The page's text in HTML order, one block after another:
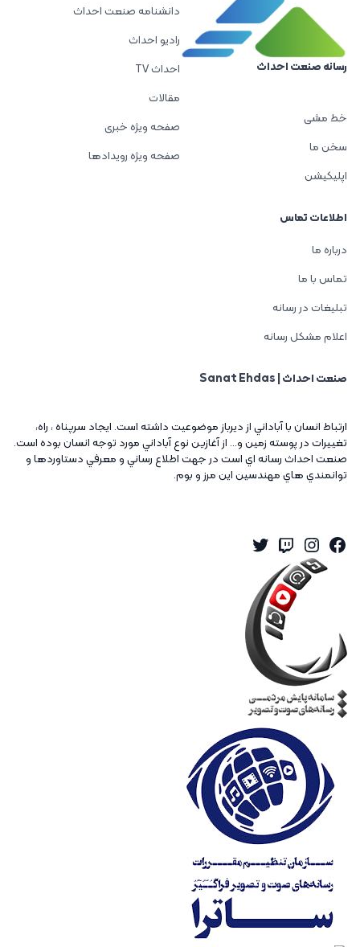
رسانه صنعت احداث
خط مشی
سخن ما
اپلیکیشن
دانشنامه صنعت احداث
رادیو احداث
احداث TV
مقالات
صفحه ویژه خبری
صفحه ویژه رویدادها
اطلاعات تماس
درباره ما
تماس با ما
تبلیغات در رسانه
اعلام مشکل رسانه
صنعت احداث | Sanat Ehdas
ارتباط انسان با آباداني از ديرباز موضوعيت داشته است. ايجاد سرپناه ، راه،
تغييرات در پوسته زمين و... از آغازين نوع آباداني مورد توجه انسان بوده است.
صنعت احداث رسانه اي است در جهت اطلاع رساني و معرفي دستاوردها و
توانمندي هاي مهندسين اين مرز و بوم.
Facebook
Instagram
Twitch
Twitter